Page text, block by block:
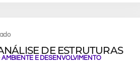
DE ESTRUTURAS
E DESENVOLVIMENTO